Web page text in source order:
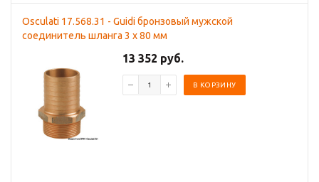
Osculati 17.568.31 - Guidi бронзовый мужской
соединитель шланга 3 x 80 мм
13 352 руб.
В КОРЗИНУ